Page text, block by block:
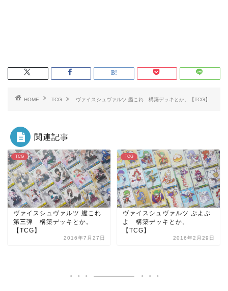
HOME TCG ヴァイスシュヴァルツ 艦これ 構築デッキとか。【TCG】
関連記事
TCG
ヴァイスシュヴァルツ 艦これ
第三弾 構築デッキとか。
【TCG】
2016年7月27日
TCG
ヴァイスシュヴァルツ ぷよぷ
よ 構築デッキとか。
【TCG】
2016年2月29日